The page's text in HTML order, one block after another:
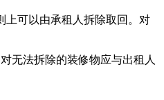
上可以由承租人拆除取回。对
无法拆除的装修物应与出租人